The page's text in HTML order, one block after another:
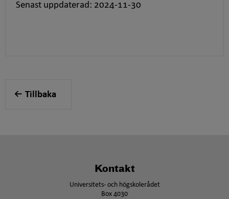
Senast uppdaterad: 2024-11-30
Tillbaka
Kontakt
Universitets- och högskolerådet
Box 4030